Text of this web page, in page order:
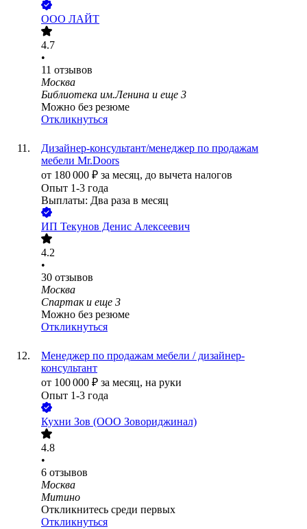
ООО ЛАЙТ
4.7
•
11 отзывов
Москва
Библиотека им.Ленина и еще 3
Можно без резюме
Откликнуться
Дизайнер-консультант/менеджер по продажам
мебели Mr.Doors
от 180 000 ₽ за месяц, до вычета налогов
Опыт 1-3 года
Выплаты: Два раза в месяц
ИП Текунов Денис Алексеевич
4.2
•
30 отзывов
Москва
Спартак и еще 3
Можно без резюме
Откликнуться
Менеджер по продажам мебели / дизайнер-
консультант
от 100 000 ₽ за месяц, на руки
Опыт 1-3 года
Кухни Зов (ООО Зовориджинал)
4.8
•
6 отзывов
Москва
Митино
Откликнитесь среди первых
Откликнуться